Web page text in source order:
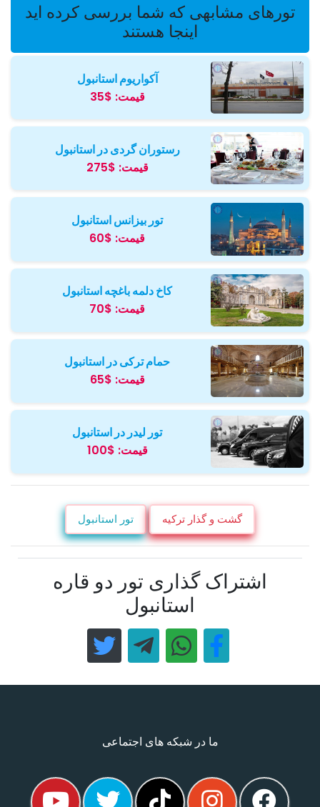
تورهای مشابهی که شما بررسی کرده اید
اینجا هستند
آکواریوم استانبول
قیمت: $35
رستوران گردی در استانبول
قیمت: $275
تور بیزانس استانبول
قیمت: $60
کاخ دلمه باغچه استانبول
قیمت: $70
حمام ترکی در استانبول
قیمت: $65
تور لیدر در استانبول
قیمت: $100
گشت و گذار ترکیه تور استانبول
اشتراک گذاری تور دو قاره
استانبول
ما در شبکه های اجتماعی